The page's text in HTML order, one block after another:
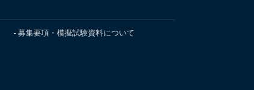
募集要項・模擬試験資料について